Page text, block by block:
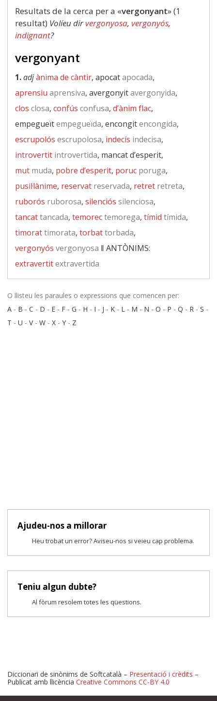
Resultats de la cerca per a «vergonyant» (1
resultat) Volíeu dirvergonyosa, vergonyós,
indignant?
vergonyant
1.adjànima de càntir, apocatapocada,
aprensiu aprensiva, avergonyitavergonyida,
clos closa, confús confusa, d’ànim flac,
empegueïtempegueïda, encongitencongida,
escrupolós escrupolosa, indecís indecisa,
introvertit introvertida, mancat d’esperit,
mut muda, pobre d’esperit, poruc poruga,
pusil·lànime, reservat reservada, retret retreta,
ruborós ruborosa, silenciós silenciosa,
tancattancada, temorectemorega, tímid tímida,
timorattimorata, torbattorbada,
vergonyós vergonyosa ‖ ANTÒNIMS:
extravertitextravertida
O llisteu les paraules o expressions que comencen per:
A - B - C - D - E - F - G - H - I - J - K - L - M - N - O - P - Q - R - S -
T - U - V- W - X - Y - Z
Ajudeu-nos a millorar
Heu trobat un error? Aviseu-nos si veieu cap problema.
Teniu algun dubte?
Al fòrum resolem totes les qüestions.
Diccionari de sinònims de Softcatalà – Presentació i crèdits –
Publicat amb llicència Creative Commons CC-BY 4.0